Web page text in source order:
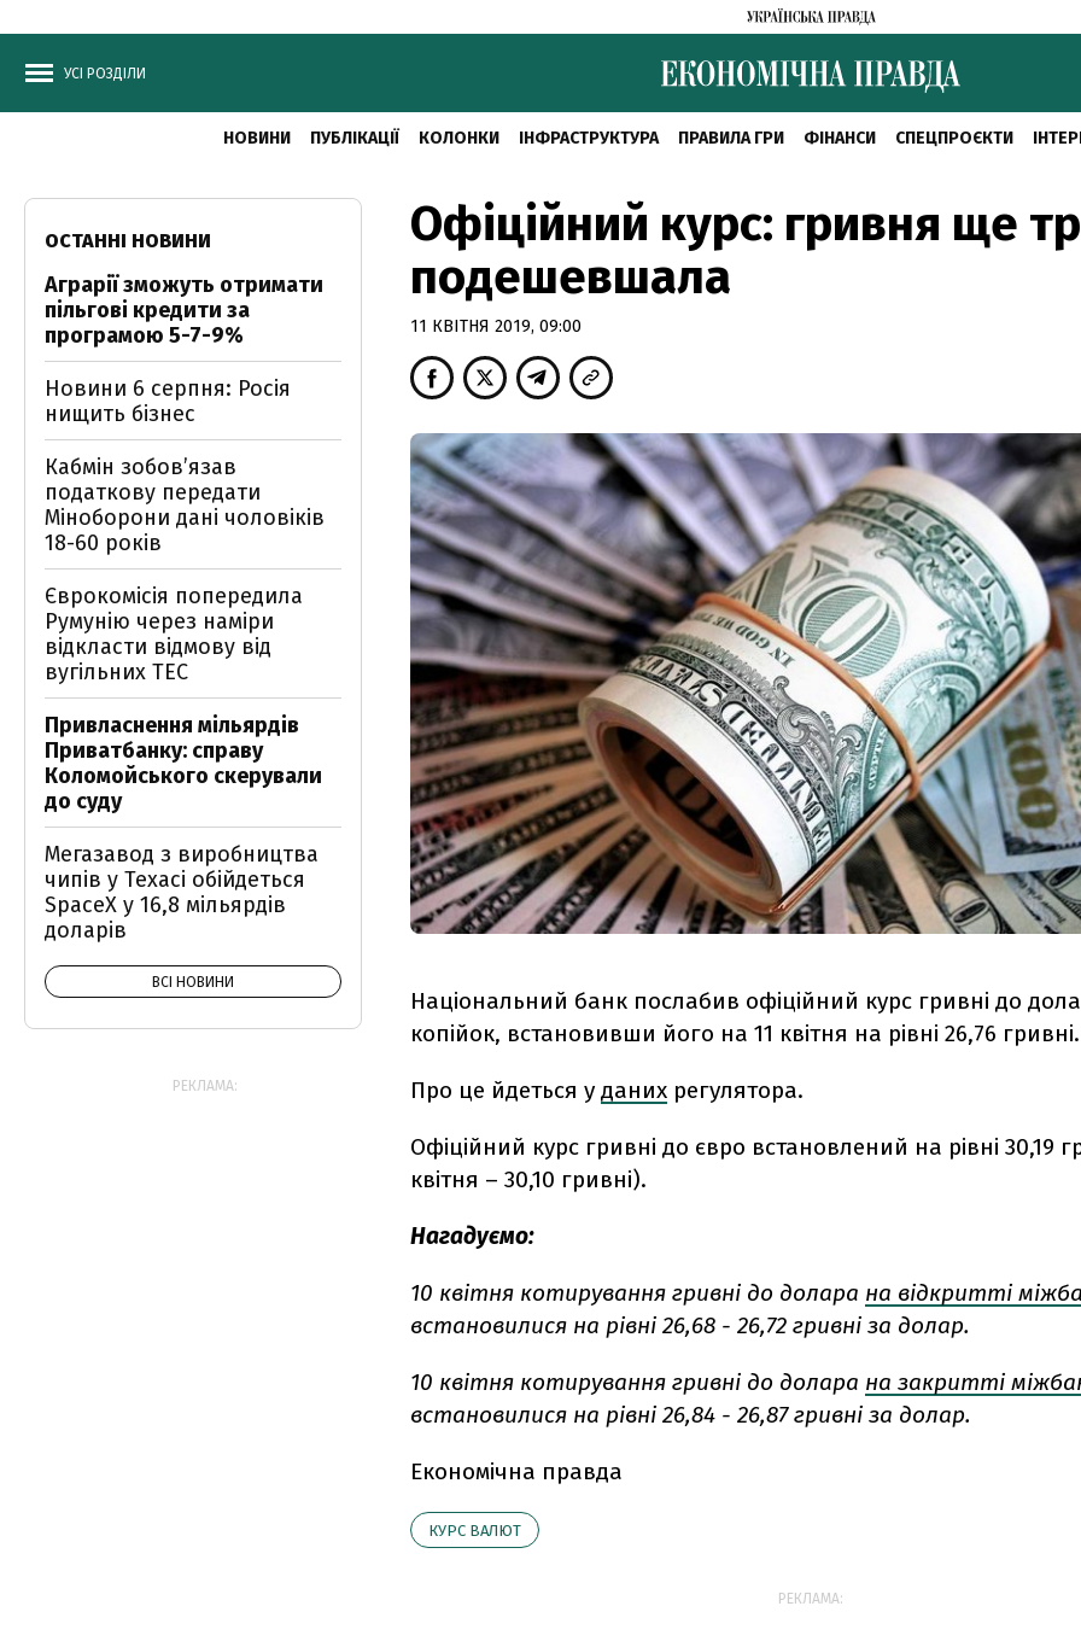
УСІ РОЗДІЛИ
НОВИНИ ПУБЛІКАЦІЇ КОЛОНКИ ІНФРАСТРУКТУРА ПРАВИЛА ГРИ ФІНАНСИ СПЕЦПРОЄКТИ
Офіційний курс: гривня ще
подешевшала
11 КВІТНЯ 2019, 09:00
Національний банк послабив офіційний курс гривні до
копійок, встановивши його на 11 квітня на рівні 26,76 гривні.
Про це йдеться у даних регулятора.
Офіційний курс гривні до євро встановлений на рівні 30,19
квітня – 30,10 гривні).
Нагадуємо:
10 квітня котирування гривні до долара на відкритті
встановилися на рівні 26,68 - 26,72 гривні за долар.
10 квітня котирування гривні до долара на закритті
встановилися на рівні 26,84 - 26,87 гривні за долар.
Економічна правда
КУРС ВАЛЮТ
РЕКЛАМА:
ОСТАННІ НОВИНИ
Аграрії зможуть отримати
пільгові кредити за
програмою 5-7-9%
Новини 6 серпня: Росія
нищить бізнес
Кабмін зобовʼязав
податкову передати
Міноборони дані чоловіків
18-60 років
Єврокомісія попередила
Румунію через наміри
відкласти відмову від
вугільних ТЕС
Привласнення мільярдів
Приватбанку: справу
Коломойського скерували
до суду
Мегазавод з виробництва
чипів у Техасі обійдеться
SpaceX у 16,8 мільярдів
доларів
ВСІ НОВИНИ
РЕКЛАМА: